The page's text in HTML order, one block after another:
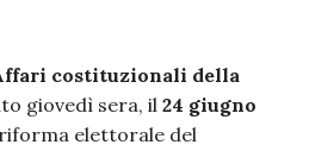
costituzionali della
giovedì sera, il24 giugno
elettorale del